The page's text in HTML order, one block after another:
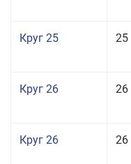
Круг 25 25
Круг 26 26
Круг 26 26